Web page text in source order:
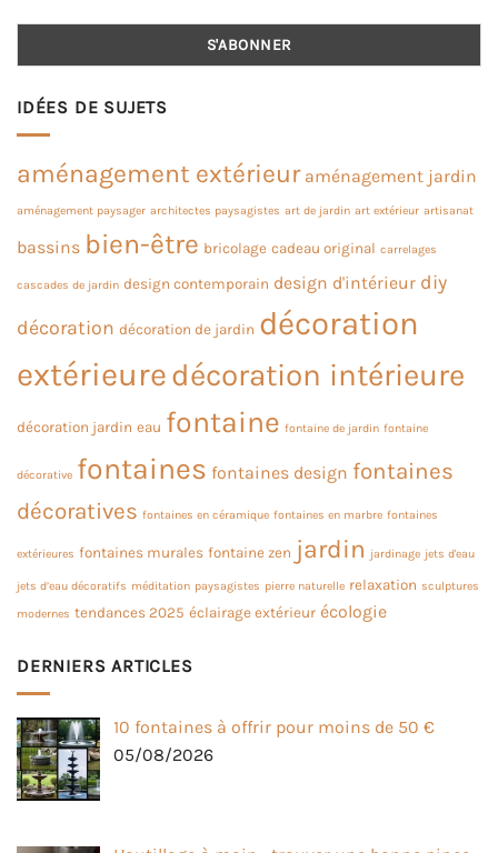
IDÉES DE SUJETS
aménagement extérieur aménagement jardin
aménagement paysager architectes paysagistes art de jardin art extérieur artisanat
bassins bien-être bricolage cadeau original carrelages
cascades de jardin design contemporain design d'intérieur diy
décoration décoration de jardin décoration
extérieuredécoration intérieure
décoration jardin eau fontaine fontaine de jardin fontaine
décorative fontaines fontaines design fontaines
décoratives fontaines en céramique fontaines en marbre fontaines
extérieures fontaines murales fontaine zen jardin jardinage jets d'eau
jets d’eau décoratifs méditation paysagistes pierre naturelle relaxation sculptures
modernes tendances 2025 éclairage extérieur écologie
DERNIERS ARTICLES
10 fontaines à offrir pour moins de 50 €
05/08/2026